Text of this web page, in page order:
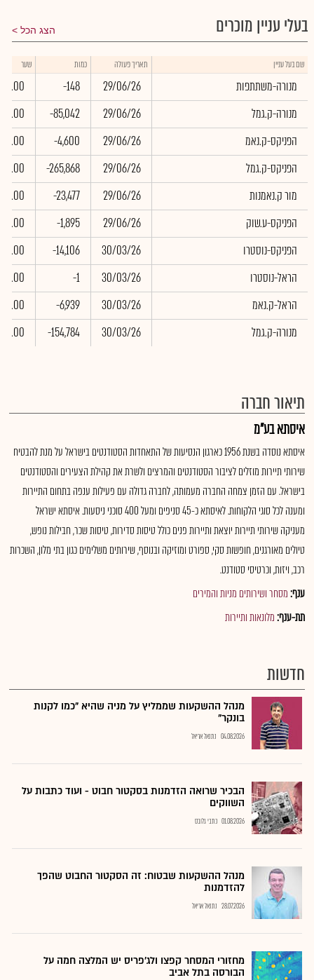
בעלי עניין מוכרים הצג הכל
שם בעל עניין תאריך פעולה כמות שער
מנורה-משתתפות 29/06/26
-148
0.00
מנורה-ק.גמל
29/06/26
-85,042
0.00
הפניקס-ק.נאמ
29/06/26
-4,600
0.00
הפניקס-ק.גמל
29/06/26
-265,868
0.00
מור ק.נאמנות
29/06/26
-23,477
0.00
הפניקס-ע.שוק
29/06/26
-1,895
0.00
הפניקס-נוסטרו
30/03/26
-14,106
0.00
הראל-נוסטרו
30/03/26
-1
0.00
הראל-ק.נאמ
30/03/26
-6,939
0.00
מנורה-ק.גמל
30/03/26
-154,784
0.00
תיאור חברה
איסתא בע"מ
איסתא נוסדה בשנת 1956 כארגון הנסיעות של התאחדות הסטודנטים בישראל על מנת להבטיח
שירותי תיירות מוזלים לציבור הסטודנטים והמרצים ולשרת את קהילת הצעירים והסטודנטים
בישראל. עם הזמן צמחה החברה מעמותה, לחברה גדולה עם פעילות ענפה בתחום התיירות
ומענה לכל סוגי הלקוחות. לאיסתא כ-45 סניפים ומעל 400 סוכני ניסעות. איסתא ישראל
מעניקה שירותי תיירות יוצאת ותיירות פנים כולל טיסות סדירות, טיסות שכר, חבילות נופש,
טיולים מאורגנים, חופשות סקי, ספורט ומוזיקה ובנוסף, שירותים משלימים כגון בתי מלון, השכרות
רכב, ויזות, וכרטיסי סטודנט.
ענף:מסחר ושירותים מניות והמירים
תת-ענף:מלונאות ותיירות
חדשות
מנהל ההשקעות שממליץ על מניה שהיא "כמו לקנות
בונקר"
04.08.2026 נתנאל אריאל
הבכיר שרואה הזדמנות בסקטור חבוט - ועוד כתבות על
השווקים
01.08.2026 כתבי גלובס
מנהל ההשקעות שבטוח: זה הסקטור החבוט שהפך
להזדמנות
28.07.2026 נתנאל אריאל
מחזורי המסחר קפצו ולג'פריס יש המלצה חמה על
הבורסה בתל אביב